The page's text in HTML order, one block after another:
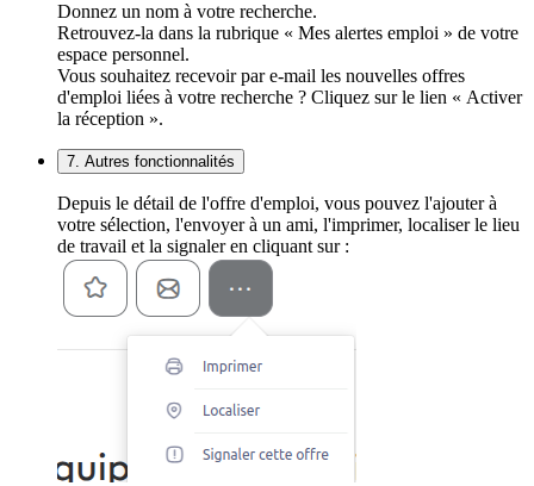
Donnez un nom à votre recherche.
Retrouvez-la dans la rubrique « Mes alertes emploi » de votre
espace personnel.
Vous souhaitez recevoir par e-mail les nouvelles offres
d'emploi liées à votre recherche ? Cliquez sur le lien « Activer
la réception ».
7. Autres fonctionnalités
Depuis le détail de l'offre d'emploi, vous pouvez l'ajouter à
votre sélection, l'envoyer à un ami, l'imprimer, localiser le lieu
de travail et la signaler en cliquant sur :